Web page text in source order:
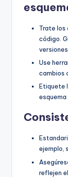
Trate los
código.
Use
cambios
Etiquete
ejemplo,
reflejen